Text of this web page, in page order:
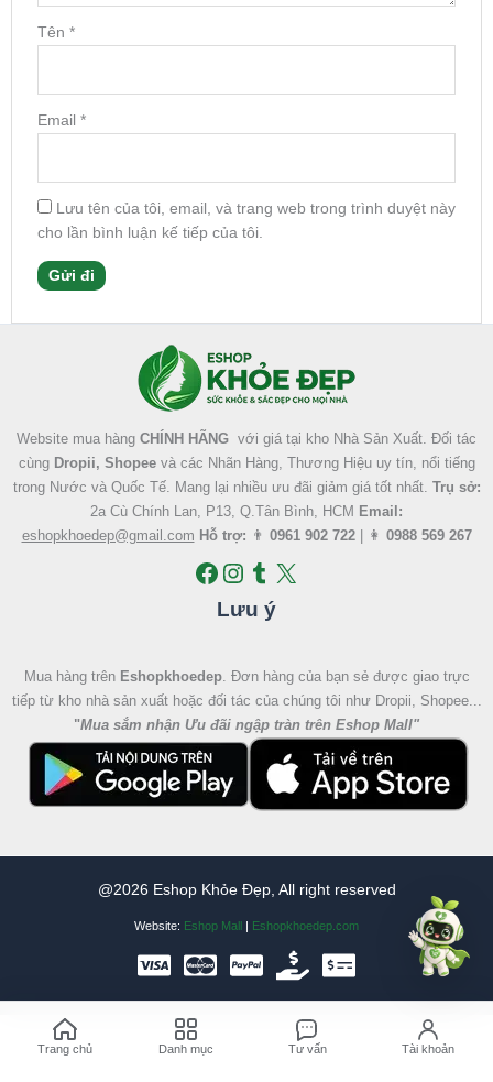
Tên *
Email *
Lưu tên của tôi, email, và trang web trong trình duyệt này
cho lần bình luận kế tiếp của tôi.
Website mua hàng CHÍNH HÃNG với giá tại kho Nhà Sản Xuất. Đối tác
cùng Dropii, Shopeevà các Nhãn Hàng, Thương Hiệu uy tín, nổi tiếng
trong Nước và Quốc Tế. Mang lại nhiều ưu đãi giảm giá tốt nhất. Trụ sở:
2a Cù Chính Lan, P13, Q.Tân Bình, HCM Email:
eshopkhoedep@gmail.com Hỗ trợ: 👨 0961 902 722| 👩 0988 569 267
Lưu ý
Mua hàng trên Eshopkhoedep. Đơn hàng của bạn sẻ được giao trực
tiếp từ kho nhà sản xuất hoặc đối tác của chúng tôi như Dropii, Shopee...
"Mua sắm nhận Ưu đãi ngập tràn trên Eshop Mall"
@2026 Eshop Khỏe Đẹp, All right reserved
Website: Eshop Mall | Eshopkhoedep.com
Trang chủ Danh mục Tư vấn Tài khoản